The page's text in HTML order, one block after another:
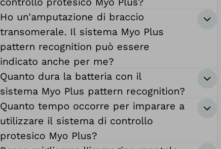
Ho un'amputazione di braccio
transomerale. Il sistema Myo Plus
pattern recognition può essere
indicato anche per me?
Quanto dura la batteria con il
sistema Myo Plus pattern recognition?
Quanto tempo occorre per imparare a
utilizzare il sistema di controllo
protesico Myo Plus?